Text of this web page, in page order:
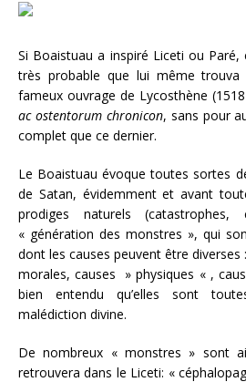
Si Boaistuau a inspiré Liceti ou Paré,
très probable que lui même
fameux ouvrage de Lycosthène
ac ostentorum chronicon, sans pour
complet que ce dernier.
Le Boaistuau évoque toutes sortes
de Satan, évidemment et avant
prodiges naturels
« génération des monstres », qui
dont les causes peuvent être diverses
morales, causes » physiques « ,
bien entendu qu’elles sont
malédiction divine.
De nombreux « monstres » sont
retrouvera dans le Liceti: «